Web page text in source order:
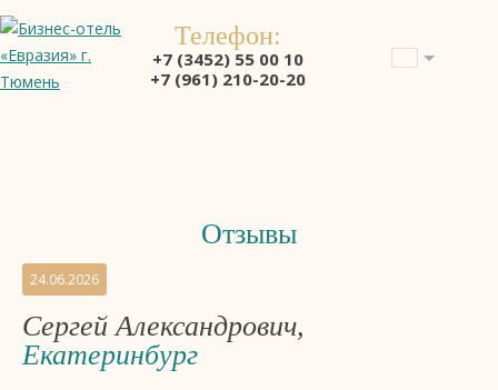
Телефон:
+7 (3452) 55 00 10
+7 (961) 210-20-20
Отзывы
Отзывы
на
бизнес-
отель
24.06.2026
Сергей Александрович,
Екатеринбург